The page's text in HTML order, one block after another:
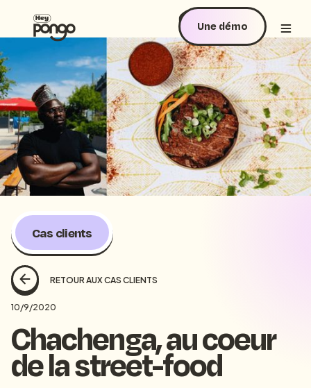
Une démo
Cas clients
RETOUR AUX CAS CLIENTS
10/9/2020
Chachenga, au coeur
de la street-food